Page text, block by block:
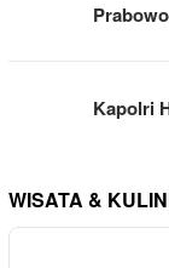
Kapolri
WISATA &